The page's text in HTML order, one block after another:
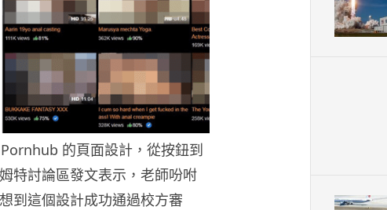
的頁面設計，從按鈕到
特討論區發文表示，老師吩咐
到這個設計成功通過校方審